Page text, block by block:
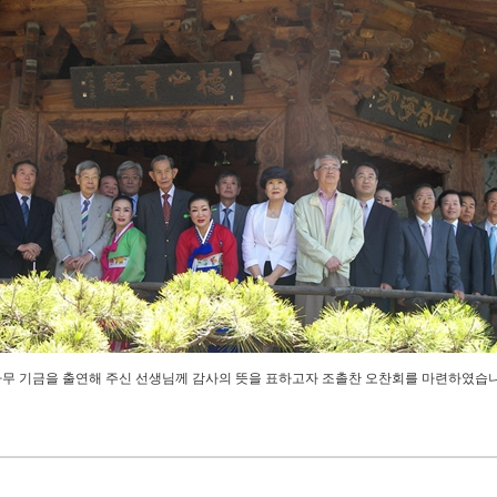
기금을 출연해 주신 선생님께 감사의 뜻을 표하고자 조촐찬 오찬회를 마련하였습